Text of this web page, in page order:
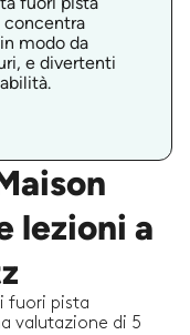
concentra
modo da
e divertenti
lezioni a
fuori pista
valutazione di 5